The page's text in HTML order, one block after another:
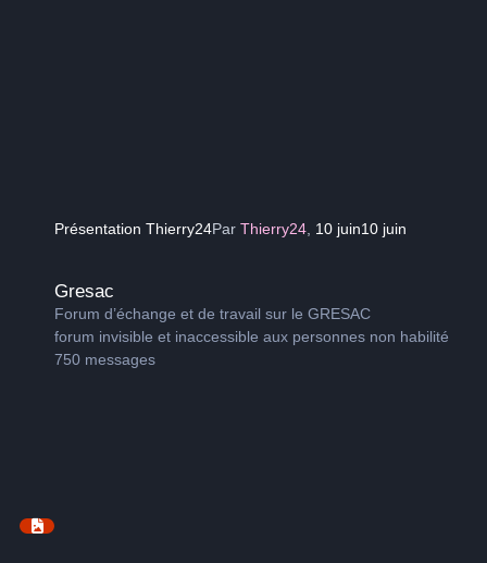
Présentation Thierry24ParThierry24 10 juin10 juin
Gresac
Forum d’échange et de travail sur le GRESAC
forum invisible et inaccessible aux personnes non habilité
750 messages